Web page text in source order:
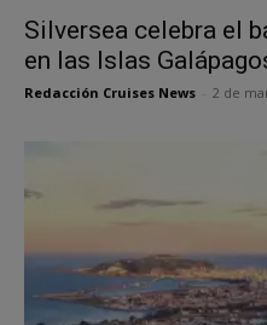
Silversea celebra el
en las Islas
Redacción Cruises News 2 de